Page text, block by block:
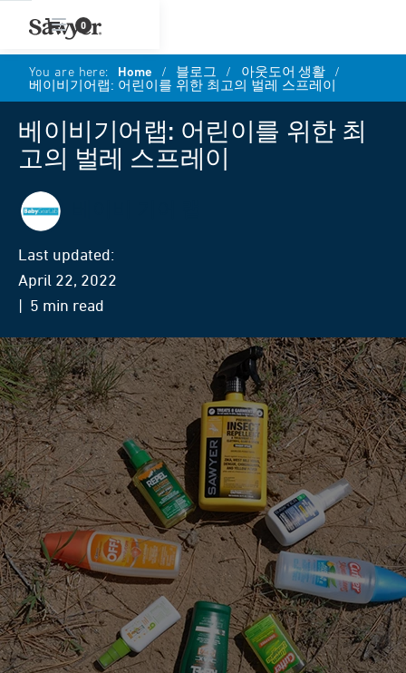
0
You are here: Home / 블로그 / 아웃도어 생활 /
베이비기어랩: 어린이를 위한 최고의 벌레 스프레이
베이비기어랩: 어린이를 위한 최
고의 벌레 스프레이
Last updated:
April 22, 2022
| 5 min read